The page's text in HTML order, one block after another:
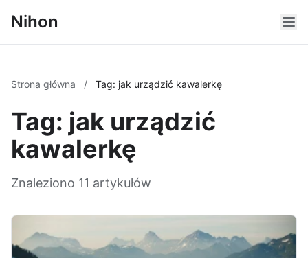
Nihon
Strona główna / Tag: jak urządzić kawalerkę
Tag: jak urządzić
kawalerkę
Znaleziono 11 artykułów